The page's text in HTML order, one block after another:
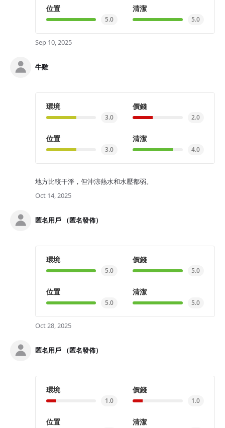
位置
5.0
清潔
5.0
Sep 10, 2025
牛雞
環境
3.0
價錢
2.0
位置
3.0
清潔
4.0
地方比較干淨，但沖涼熱水和水壓都弱。
Oct 14, 2025
匿名用戶 （匿名發佈）
環境
5.0
價錢
5.0
位置
5.0
清潔
5.0
Oct 28, 2025
匿名用戶 （匿名發佈）
環境
1.0
價錢
1.0
位置 清潔